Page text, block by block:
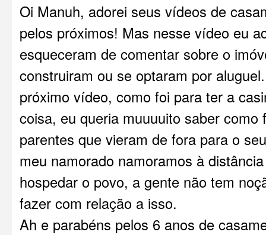
Oi Manuh, adorei seus vídeos de
pelos próximos! Mas nesse vídeo eu
esqueceram de comentar sobre o
construiram ou se optaram por
próximo vídeo, como foi para ter a
coisa, eu queria muuuuito saber como
parentes que vieram de fora para o
meu namorado namoramos à
hospedar o povo, a gente não tem
fazer com relação a isso.
Ah e parabéns pelos 6 anos de